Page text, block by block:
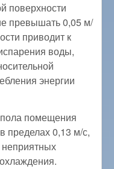
поверхности
превышать 0,05 м/
приводит к
воды,
энергии
помещения
пределах 0,13 м/с,